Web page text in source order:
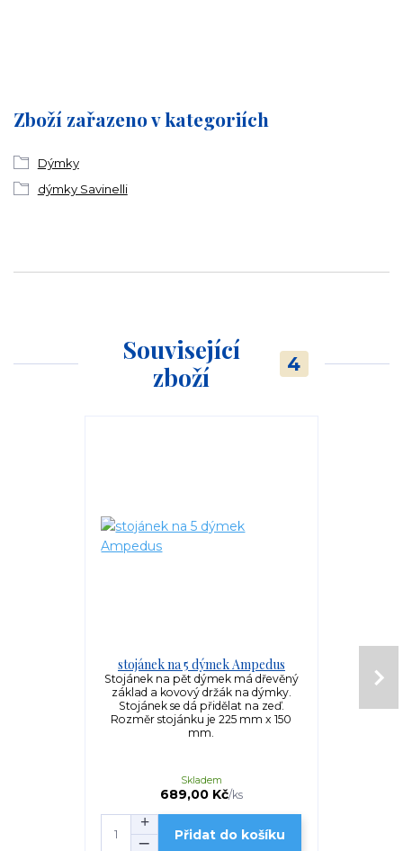
Zboží zařazeno v kategoriích
Dýmky
dýmky Savinelli
Související
zboží
4
stojánek na 5 dýmek Ampedus
Stojánek na pět dýmek má dřevěný
základ a kovový držák na dýmky.
Stojánek se dá přidělat na zeď.
Rozměr stojánku je 225 mm x 150
mm.
689,00 Kč/ks
Skladem
Přidat do košíku